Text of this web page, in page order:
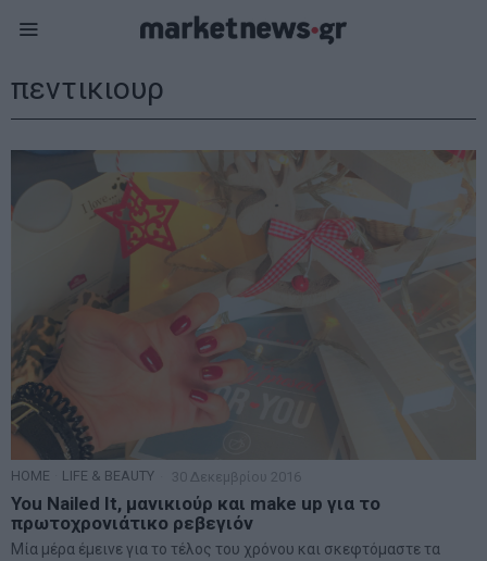
πεντικιουρ
HOME LIFE & BEAUTY 30 Δεκεμβρίου 2016
You Nailed It, μανικιούρ και make up για το
πρωτοχρονιάτικο ρεβεγιόν
Μία μέρα έμεινε για το τέλος του χρόνου και σκεφτόμαστε τα